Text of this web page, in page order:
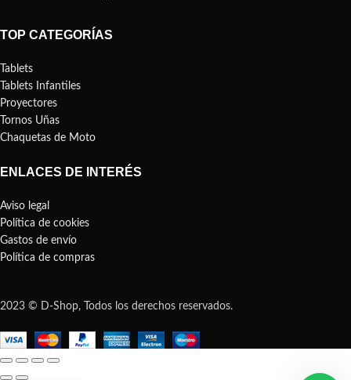
TOP CATEGORÍAS
Tablets
Tablets Infantiles
Proyectores
Tornos Uñas
Chaquetas de Moto
ENLACES DE INTERÉS
Aviso legal
Política de cookies
Gastos de envío
Política de compras
2023 © D-Shop, Todos los derechos reservados.